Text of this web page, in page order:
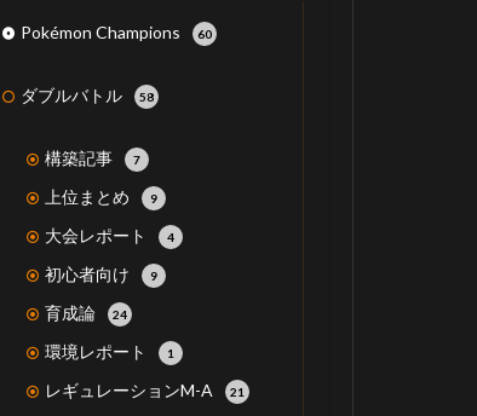
Pokémon Champions 60
ダブルバトル 58
構築記事 7
上位まとめ 9
大会レポート 4
初心者向け 9
育成論 24
環境レポート 1
レギュレーションM-A 21